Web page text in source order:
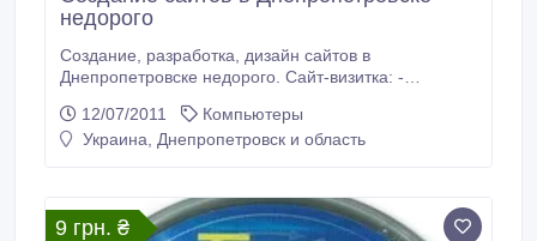
недорого
Создание, разработка, дизайн сайтов в
Днепропетровске недорого. Сайт-визитка: -
Изображения (фото, каритнки, анимация) -
Музыкальные файлы - Видео - Файлы для закачки
12/07/2011
Компьютеры
Украина, Днепропетровск и область
9 грн. ₴